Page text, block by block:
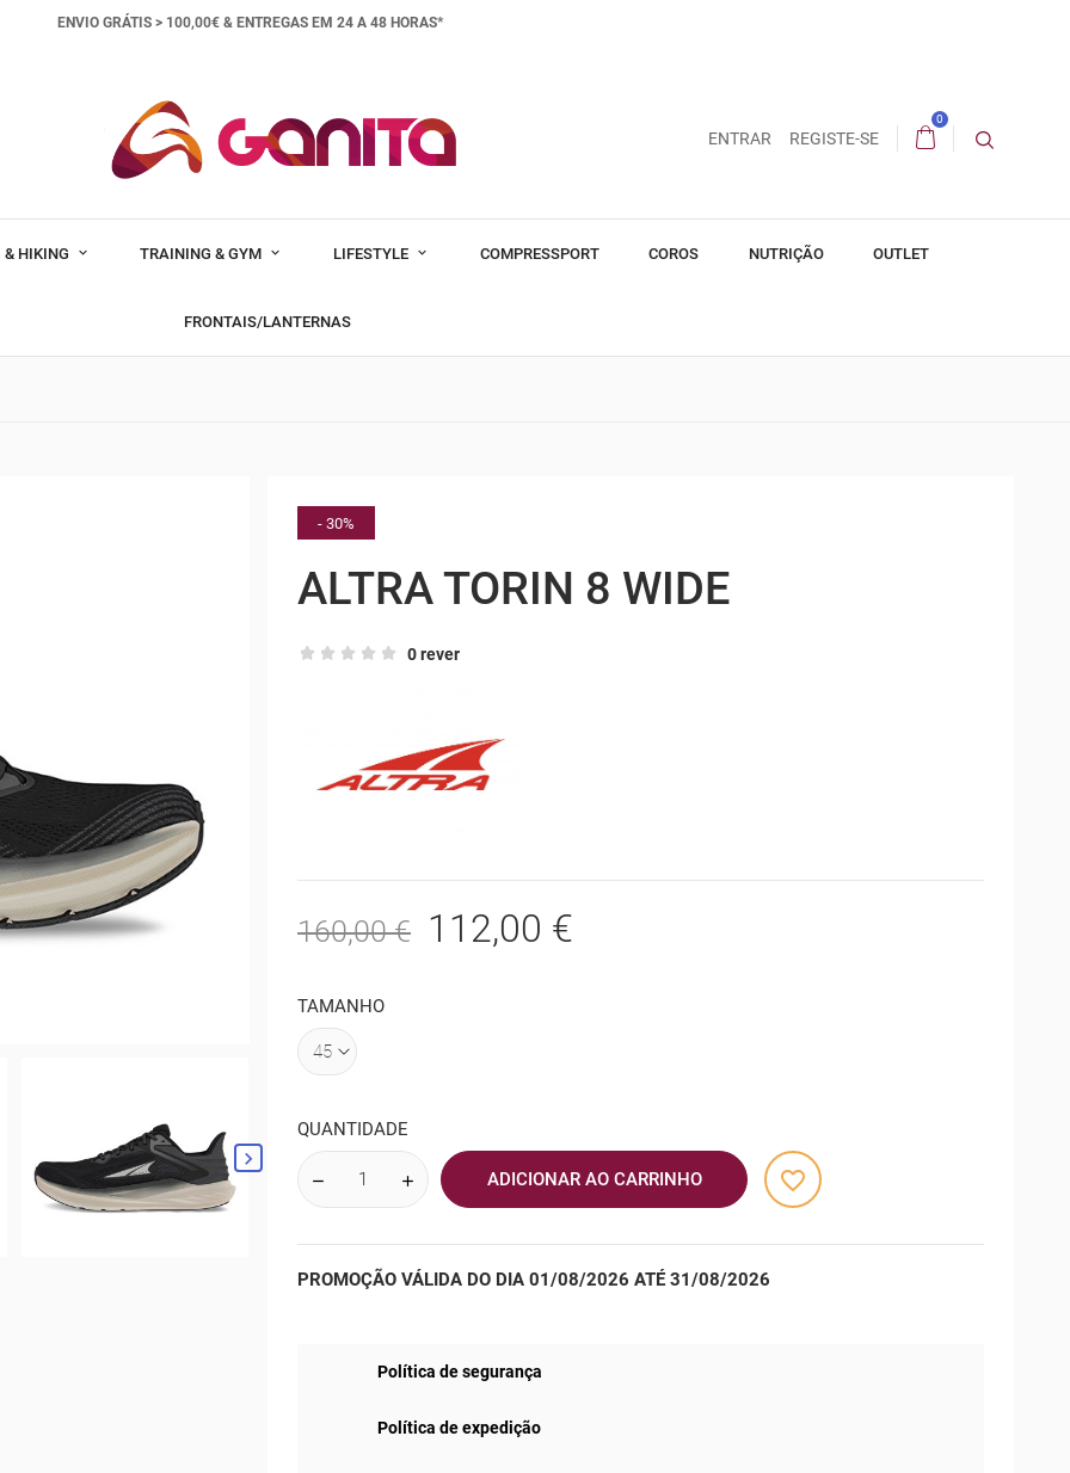
ENVIO GRÁTIS > 100,00€ & ENTREGAS EM 24 A 48 HORAS*
ENTRAR REGISTE-SE
0
& HIKING TRAINING & GYM LIFESTYLE COMPRESSPORT COROS NUTRIÇÃO OUTLET
FRONTAIS/LANTERNAS

- 30%
ALTRA TORIN 8 WIDE
0 rever
160,00 € 112,00 €
TAMANHO
QUANTIDADE
ADICIONAR AO CARRINHO favorite_border
PROMOÇÃO VÁLIDA DO DIA 01/08/2026 ATÉ 31/08/2026
Política de segurança
Política de expedição